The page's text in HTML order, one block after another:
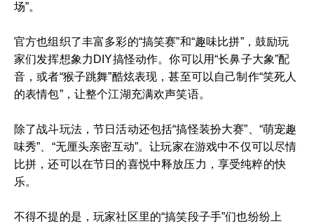
场”。
官方也组织了丰富多彩的“搞笑赛”和“趣味比拼”，鼓励玩
家们发挥想象力DIY搞怪动作。你可以用“长鼻子大象”配
音，或者“猴子跳舞”酷炫表现，甚至可以自己制作“笑死人
的表情包”，让整个江湖充满欢声笑语。
除了战斗玩法，节日活动还包括“搞怪装扮大赛”、“萌宠趣
味秀”、“无厘头亲密互动”。让玩家在游戏中不仅可以尽情
比拼，还可以在节日的喜悦中释放压力，享受纯粹的快
乐。
不得不提的是，玩家社区里的“搞笑段子手”们也纷纷上